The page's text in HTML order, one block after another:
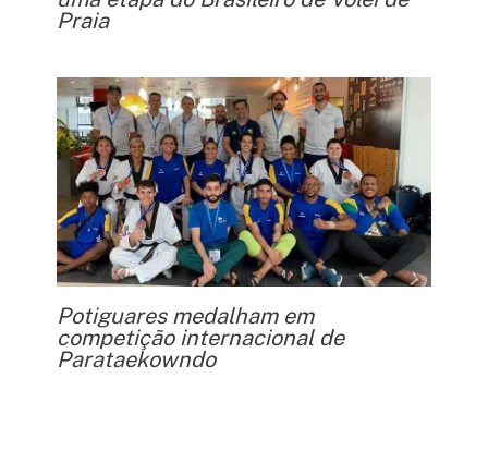
Praia
Potiguares medalham em
competição internacional de
Parataekowndo